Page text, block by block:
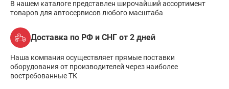
В нашем каталоге представлен широчайший ассортимент
товаров для автосервисов любого масштаба
Доставка по РФ и СНГ от 2 дней
Наша компания осуществляет прямые поставки
оборудования от производителей через наиболее
востребованные ТК